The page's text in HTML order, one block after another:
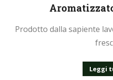
Prodotto dalla sapiente
Leggi